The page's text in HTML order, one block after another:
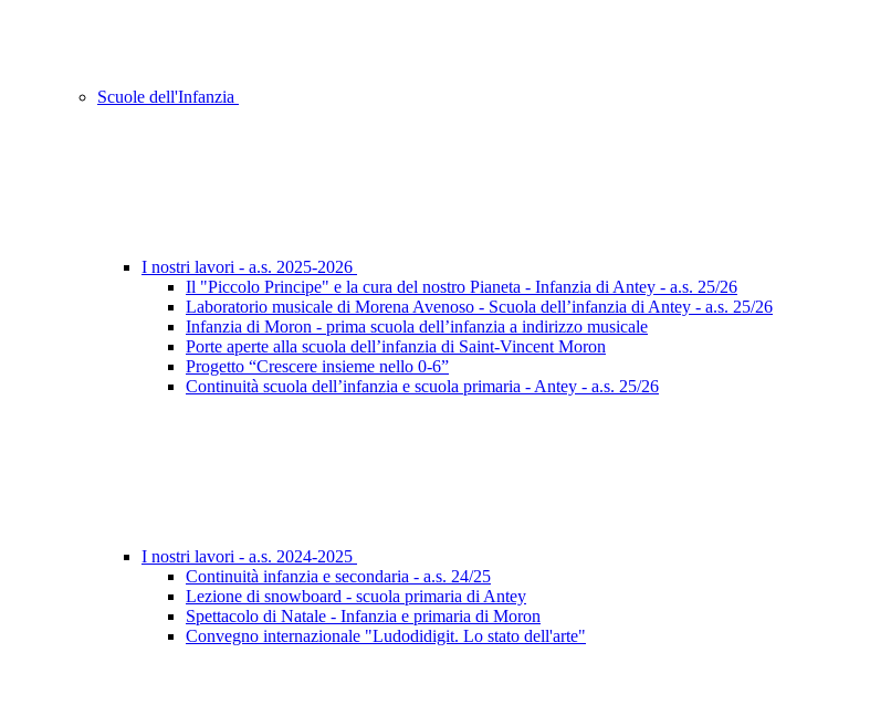
Scuole dell'Infanzia
I nostri lavori - a.s. 2025-2026
Il "Piccolo Principe" e la cura del nostro Pianeta - Infanzia di Antey - a.s. 25/26
Laboratorio musicale di Morena Avenoso - Scuola dell’infanzia di Antey - a.s. 25/26
Infanzia di Moron - prima scuola dell’infanzia a indirizzo musicale
Porte aperte alla scuola dell’infanzia di Saint-Vincent Moron
Progetto “Crescere insieme nello 0-6”
Continuità scuola dell’infanzia e scuola primaria - Antey - a.s. 25/26
I nostri lavori - a.s. 2024-2025
Continuità infanzia e secondaria - a.s. 24/25
Lezione di snowboard - scuola primaria di Antey
Spettacolo di Natale - Infanzia e primaria di Moron
Convegno internazionale "Ludodidigit. Lo stato dell'arte"